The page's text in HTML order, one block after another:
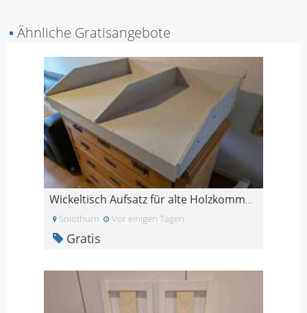
▪ Ähnliche Gratisangebote
Wickeltisch Aufsatz für alte Holzkommode
Solothurn Vor einigen Tagen
Gratis